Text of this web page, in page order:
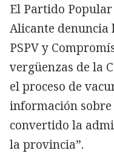
El Partido
Alicante denuncia
PSPV y
vergüenzas de la
el proceso de
información sobre
convertido la
la provincia”.